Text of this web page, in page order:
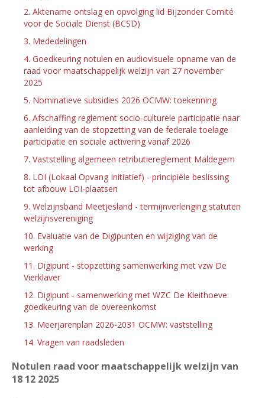
2. Aktename ontslag en opvolging lid Bijzonder Comité
voor de Sociale Dienst (BCSD)
3. Mededelingen
4. Goedkeuring notulen en audiovisuele opname van de
raad voor maatschappelijk welzijn van 27 november
2025
5. Nominatieve subsidies 2026 OCMW: toekenning
6. Afschaffing reglement socio-culturele participatie naar
aanleiding van de stopzetting van de federale toelage
participatie en sociale activering vanaf 2026
7. Vaststelling algemeen retributiereglement Maldegem
8. LOI (Lokaal Opvang Initiatief) - principiële beslissing
tot afbouw LOI-plaatsen
9. Welzijnsband Meetjesland - termijnverlenging statuten
welzijnsvereniging
10. Evaluatie van de Digipunten en wijziging van de
werking
11. Digipunt - stopzetting samenwerking met vzw De
Vierklaver
12. Digipunt - samenwerking met WZC De Kleithoeve:
goedkeuring van de overeenkomst
13. Meerjarenplan 2026-2031 OCMW: vaststelling
14. Vragen van raadsleden
Notulen raad voor maatschappelijk welzijn van
18 12 2025